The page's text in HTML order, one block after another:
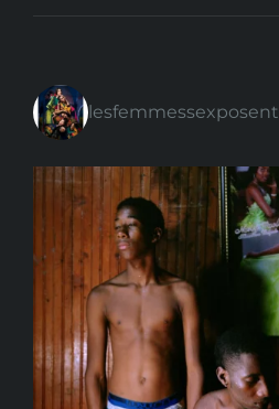
lesfemmessexposent